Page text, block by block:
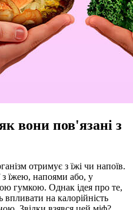
вони пов'язані з
отримує з їжі чи напоїв.
з їжею, напоями або, у
гумкою. Однак ідея про те,
на калорійність